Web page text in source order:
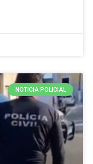
NOTICIA POLICIAL